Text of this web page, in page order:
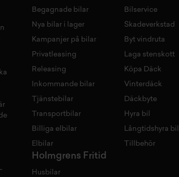
Begagnade bilar
Nya bilar i lager
Kampanjer på bilar
Privatleasing
Releasing
Inkommande bilar
Tjänstebilar
Transportbilar
Billiga elbilar
Elbilar
Bilservice
Skadeverkstad
Byt vindruta
Laga stenskott
Köpa Däck
Vinterdäck
Däckbyte
Hyra bil
Långtidshyra bil
Tillbehör
Holmgrens Fritid
Husbilar